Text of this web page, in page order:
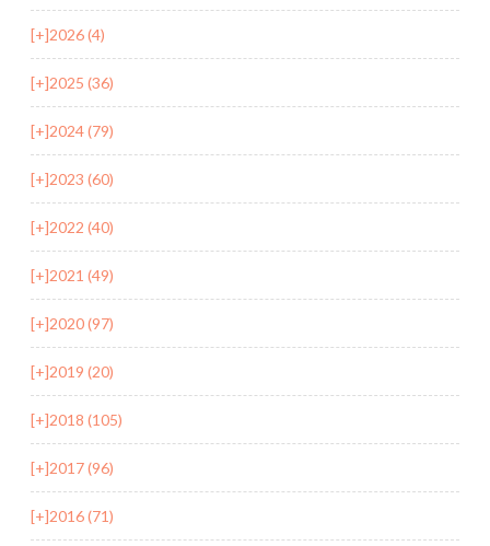
[+]2026 (4)
[+]2025 (36)
[+]2024 (79)
[+]2023 (60)
[+]2022 (40)
[+]2021 (49)
[+]2020 (97)
[+]2019 (20)
[+]2018 (105)
[+]2017 (96)
[+]2016 (71)